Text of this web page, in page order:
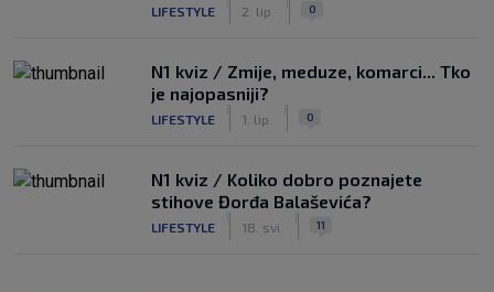
LIFESTYLE 2. lip. 0
N1 kviz / Zmije, meduze, komarci... Tko
je najopasniji?
LIFESTYLE 1. lip. 0
N1 kviz / Koliko dobro poznajete
stihove Đorđa Balaševića?
LIFESTYLE 18. svi. 11